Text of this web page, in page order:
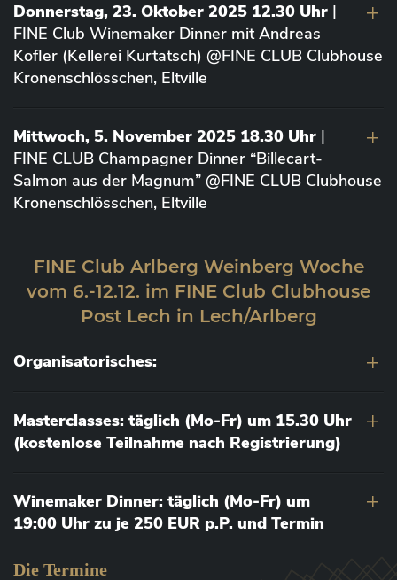
Donnerstag, 23. Oktober 2025 12.30 Uhr |
FINE Club Winemaker Dinner mit Andreas
Kofler (Kellerei Kurtatsch) @FINE CLUB Clubhouse
Kronenschlösschen, Eltville
Mittwoch, 5. November 2025 18.30 Uhr |
FINE CLUB Champagner Dinner “Billecart-
Salmon aus der Magnum” @FINE CLUB Clubhouse
Kronenschlösschen, Eltville
FINE Club Arlberg Weinberg Woche
vom 6.-12.12. im FINE Club Clubhouse
Post Lech in Lech/Arlberg
Organisatorisches:
Masterclasses: täglich (Mo-Fr) um 15.30 Uhr
(kostenlose Teilnahme nach Registrierung)
Winemaker Dinner: täglich (Mo-Fr) um
19:00 Uhr zu je 250 EUR p.P. und Termin
Die Termine